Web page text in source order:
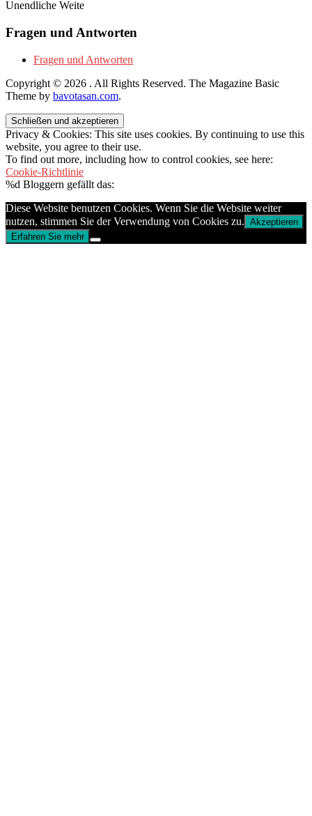
Unendliche Weite
Fragen und Antworten
Fragen und Antworten
Copyright © 2026 . All Rights Reserved. The Magazine Basic
Theme by bavotasan.com.
Privacy & Cookies: This site uses cookies. By continuing to use this
website, you agree to their use.
To find out more, including how to control cookies, see here:
Cookie-Richtlinie
%d Bloggern gefällt das:
Diese Website benutzen Cookies. Wenn Sie die Website weiter
nutzen, stimmen Sie der Verwendung von Cookies zu. Akzeptieren
Erfahren Sie mehr